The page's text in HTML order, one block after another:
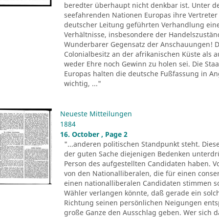
beredter überhaupt nicht denkbar ist. Unter
seefahrenden Nationen Europas ihre
deutscher Leitung geführten Verhandlung
Verhältnisse, insbesondere der
Wunderbarer Gegensatz der Anschauungen!
Colonialbesitz an der afrikanischen Küste als
weder Ehre noch Gewinn zu holen sei. Die
Europas halten die deutsche Fußfassung in
wichtig, ..."
Neueste Mitteilungen
1884
16. October , Page 2
"...anderen politischen Standpunkt steht.
der guten Sache diejenigen Bedenken
Person des aufgestellten Candidaten haben.
von den Nationalliberalen, die für einen
einen nationalliberalen Candidaten stimmen
Wähler verlangen könnte, daß gerade ein
Richtung seinen persönlichen Neigungen
große Ganze den Ausschlag geben. Wer sich